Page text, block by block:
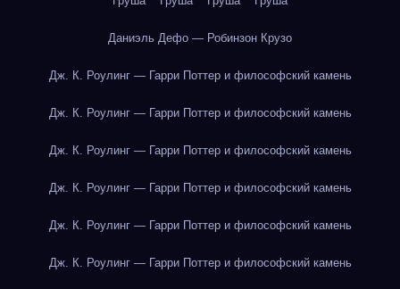
Даниэль Дефо — Робинзон Крузо
Дж. К. Роулинг — Гарри Поттер и философский камень
Дж. К. Роулинг — Гарри Поттер и философский камень
Дж. К. Роулинг — Гарри Поттер и философский камень
Дж. К. Роулинг — Гарри Поттер и философский камень
Дж. К. Роулинг — Гарри Поттер и философский камень
Дж. К. Роулинг — Гарри Поттер и философский камень